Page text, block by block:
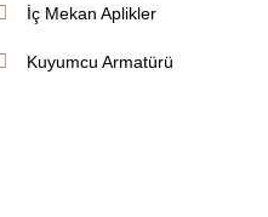
İç Mekan Aplikler
Kuyumcu Armatürü